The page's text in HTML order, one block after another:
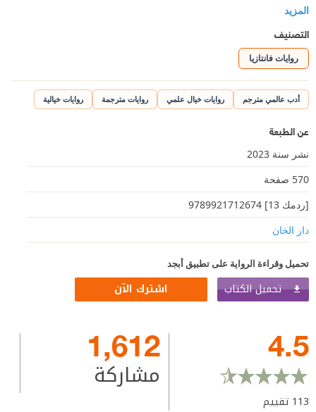
المزيد
التصنيف
روايات فانتازيا
أدب عالمي مترجم روايات خيال علمي روايات مترجمة روايات خيالية
عن الطبعة
نشر سنة 2023
570 صفحة
[ردمك 13] 9789921712674
دار الخان
تحميل وقراءة الرواية على تطبيق أبجد
تحميل الكتاب اشترك الآن
4.5
113 تقييم
1,612
مشاركة